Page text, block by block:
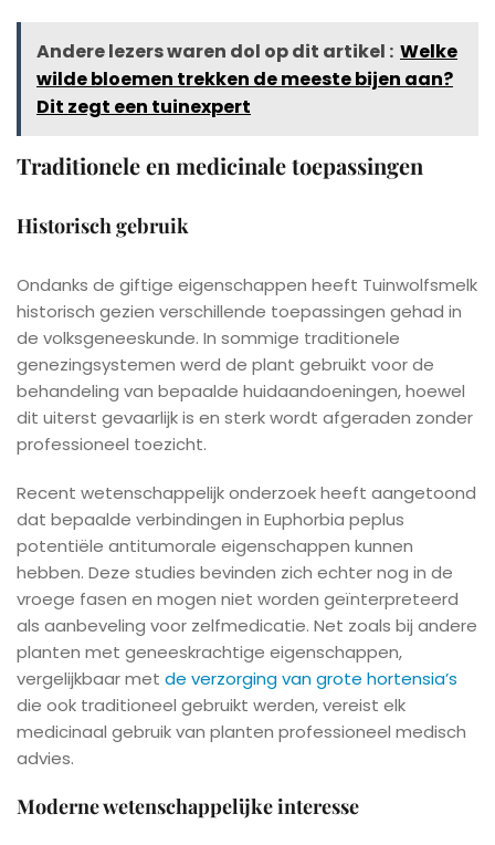
Andere lezers waren dol op dit artikel : Welke
wilde bloemen trekken de meeste bijen aan?
Dit zegt een tuinexpert
Traditionele en medicinale toepassingen
Historisch gebruik
Ondanks de giftige eigenschappen heeft Tuinwolfsmelk
historisch gezien verschillende toepassingen gehad in
de volksgeneeskunde. In sommige traditionele
genezingsystemen werd de plant gebruikt voor de
behandeling van bepaalde huidaandoeningen, hoewel
dit uiterst gevaarlijk is en sterk wordt afgeraden zonder
professioneel toezicht.
Recent wetenschappelijk onderzoek heeft aangetoond
dat bepaalde verbindingen in Euphorbia peplus
potentiële antitumorale eigenschappen kunnen
hebben. Deze studies bevinden zich echter nog in de
vroege fasen en mogen niet worden geïnterpreteerd
als aanbeveling voor zelfmedicatie. Net zoals bij andere
planten met geneeskrachtige eigenschappen,
vergelijkbaar met de verzorging van grote hortensia’s
die ook traditioneel gebruikt werden, vereist elk
medicinaal gebruik van planten professioneel medisch
advies.
Moderne wetenschappelijke interesse